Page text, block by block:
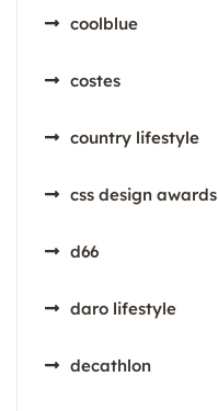
coolblue
costes
country lifestyle
css design awards
d66
daro lifestyle
decathlon